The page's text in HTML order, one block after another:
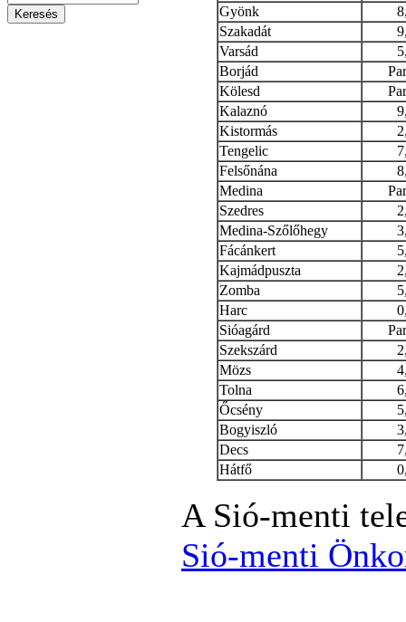
Gyönk
Szakadát
Varsád
Borjád
Kölesd
Kalaznó
Kistormás
Tengelic
Felsőnána
Medina
Szedres
Medina-Szőlőhegy
Fácánkert
Kajmádpuszta
Zomba
Harc
Sióagárd
Szekszárd
Mözs
Tolna
Őcsény
Bogyiszló
Decs
Hátfő
A Sió-menti
Sió-menti